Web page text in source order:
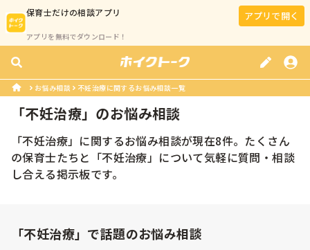
保育士だけの相談アプリ
アプリを無料でダウンロード！
アプリで開く
お悩み相談 不妊治療に関するお悩み相談一覧
「不妊治療」のお悩み相談
「不妊治療」に関するお悩み相談が現在8件。たくさん
の保育士たちと「不妊治療 」について気軽に質問・相談
し合える掲示板です。
「不妊治療」で話題のお悩み相談